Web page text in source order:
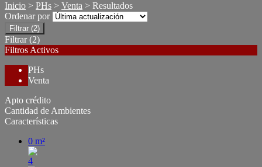
Inicio > PHs > Venta > Resultados
Ordenar por
Filtrar (2)
Filtrar (2)
Filtros Activos
PHs
Venta
Apto crédito
Cantidad de Ambientes
Características
0 m²
4